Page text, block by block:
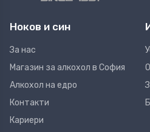
Ноков и син
За нас
Магазин за алкохол в София
Алкохол на едро
Контакти
Кариери